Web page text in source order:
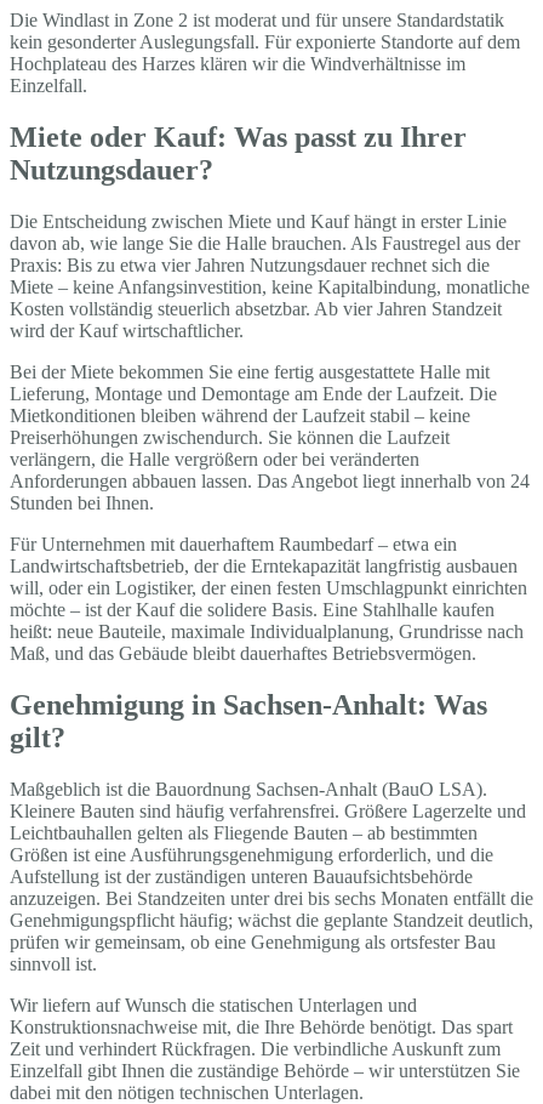
Die Windlast in Zone 2 ist moderat und für unsere Standardstatik
kein gesonderter Auslegungsfall. Für exponierte Standorte auf dem
Hochplateau des Harzes klären wir die Windverhältnisse im
Einzelfall.
Miete oder Kauf: Was passt zu Ihrer
Nutzungsdauer?
Die Entscheidung zwischen Miete und Kauf hängt in erster Linie
davon ab, wie lange Sie die Halle brauchen. Als Faustregel aus der
Praxis: Bis zu etwa vier Jahren Nutzungsdauer rechnet sich die
Miete – keine Anfangsinvestition, keine Kapitalbindung, monatliche
Kosten vollständig steuerlich absetzbar. Ab vier Jahren Standzeit
wird der Kauf wirtschaftlicher.
Bei der Miete bekommen Sie eine fertig ausgestattete Halle mit
Lieferung, Montage und Demontage am Ende der Laufzeit. Die
Mietkonditionen bleiben während der Laufzeit stabil – keine
Preiserhöhungen zwischendurch. Sie können die Laufzeit
verlängern, die Halle vergrößern oder bei veränderten
Anforderungen abbauen lassen. Das Angebot liegt innerhalb von 24
Stunden bei Ihnen.
Für Unternehmen mit dauerhaftem Raumbedarf – etwa ein
Landwirtschaftsbetrieb, der die Erntekapazität langfristig ausbauen
will, oder ein Logistiker, der einen festen Umschlagpunkt einrichten
möchte – ist der Kauf die solidere Basis. Eine Stahlhalle kaufen
heißt: neue Bauteile, maximale Individualplanung, Grundrisse nach
Maß, und das Gebäude bleibt dauerhaftes Betriebsvermögen.
Genehmigung in Sachsen-Anhalt: Was
gilt?
Maßgeblich ist die Bauordnung Sachsen-Anhalt (BauO LSA).
Kleinere Bauten sind häufig verfahrensfrei. Größere Lagerzelte und
Leichtbauhallen gelten als Fliegende Bauten – ab bestimmten
Größen ist eine Ausführungsgenehmigung erforderlich, und die
Aufstellung ist der zuständigen unteren Bauaufsichtsbehörde
anzuzeigen. Bei Standzeiten unter drei bis sechs Monaten entfällt die
Genehmigungspflicht häufig; wächst die geplante Standzeit deutlich,
prüfen wir gemeinsam, ob eine Genehmigung als ortsfester Bau
sinnvoll ist.
Wir liefern auf Wunsch die statischen Unterlagen und
Konstruktionsnachweise mit, die Ihre Behörde benötigt. Das spart
Zeit und verhindert Rückfragen. Die verbindliche Auskunft zum
Einzelfall gibt Ihnen die zuständige Behörde – wir unterstützen Sie
dabei mit den nötigen technischen Unterlagen.